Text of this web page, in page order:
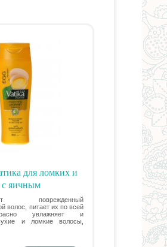
для ломких и
с яичным
Dabur 200мл
поврежденный
волос, питает их по всей
увлажняет и
и ломкие волосы,